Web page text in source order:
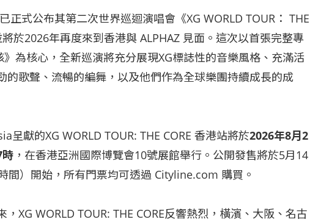
正式公布其第二次世界巡迴演唱會《XG WORLD TOUR： THE
將於2026年再度來到香港與 ALPHAZ 見面。這次以首張完整專
》為核心，全新巡演將充分展現XG標誌性的音樂風格、充滿活
的歌聲、流暢的編舞，以及他們作為全球樂團持續成長的成
呈獻的XG WORLD TOUR: THE CORE 香港站將於2026年8月2
時 ，在香港亞洲國際博覽會10號展館舉行。公開發售將於5月14
間）開始，所有門票均可透過 Cityline.com 購買。
，XG WORLD TOUR: THE CORE反響熱烈，橫濱、大阪、名古